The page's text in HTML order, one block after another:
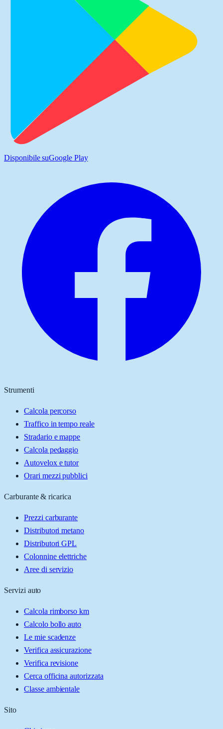
Disponibile suGoogle Play
Strumenti
Calcola percorso
Traffico in tempo reale
Stradario e mappe
Calcola pedaggio
Autovelox e tutor
Orari mezzi pubblici
Carburante & ricarica
Prezzi carburante
Distributori metano
Distributori GPL
Colonnine elettriche
Aree di servizio
Servizi auto
Calcola rimborso km
Calcolo bollo auto
Le mie scadenze
Verifica assicurazione
Verifica revisione
Cerca officina autorizzata
Classe ambientale
Sito